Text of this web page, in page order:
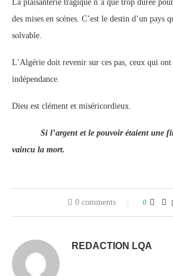
La plaisanterie tragique n’a que trop durée
des mises en scènes. C’est le destin d’un pays
solvable.
L’Algérie doit revenir sur ces pas, ceux qui
indépendance.
Dieu est clément et miséricordieux.
Si l’argent et le pouvoir étaient une
vaincu la mort.
0 comments 0
REDACTION LQA